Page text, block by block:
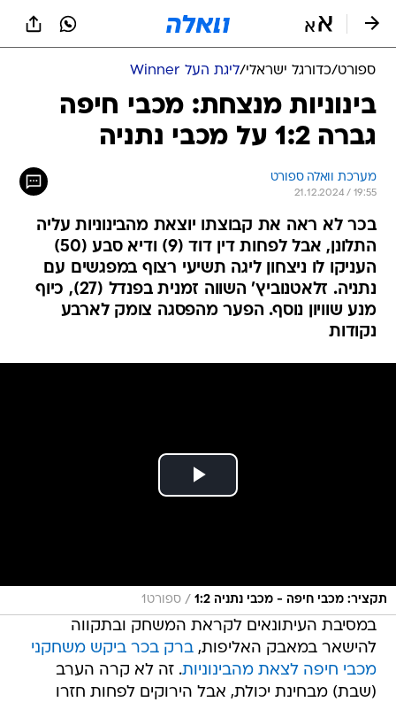
ספורט/כדורגל ישראלי/ליגת העל Winner
בינוניות מנצחת: מכבי חיפה
גברה 1:2 על מכבי נתניה
מערכת וואלה ספורט
21.12.2024 / 19:55
בכר לא ראה את קבוצתו יוצאת מהבינוניות עליה
התלונן, אבל לפחות דין דוד (9) ודיא סבע (50)
העניקו לו ניצחון ליגה תשיעי רצוף במפגשים עם
נתניה. זלאטנוביץ' השווה זמנית בפנדל (27), כיוף
מנע שוויון נוסף. הפער מהפסגה צומק לארבע
נקודות
תקציר: מכבי חיפה - מכבי נתניה 1:2 / ספורט1
במסיבת העיתונאים לקראת המשחק ובתקווה
להישאר במאבק האליפות,ברק בכר ביקש משחקני
מכבי חיפה לצאת מהבינוניות. זה לא קרה הערב
(שבת) מבחינת יכולת, אבל הירוקים לפחות חזרו